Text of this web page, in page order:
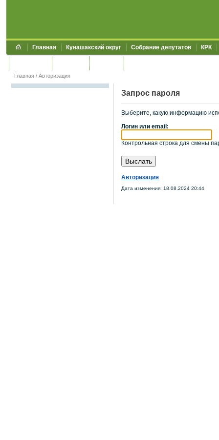
Главная Кунашакский округ Собрание депутатов КРК
Главная / Авторизация
Запрос пароля
Выберите, какую информацию
Логин или email:
Контрольная строка для смены
Авторизация
Дата изменения: 18.08.2024 20:44